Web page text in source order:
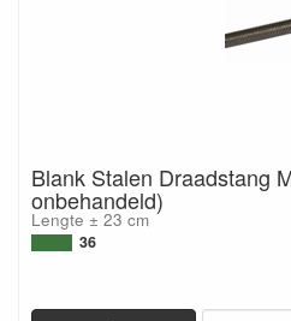
Blank Stalen Draadstang
onbehandeld)
Lengte ± 23 cm
36